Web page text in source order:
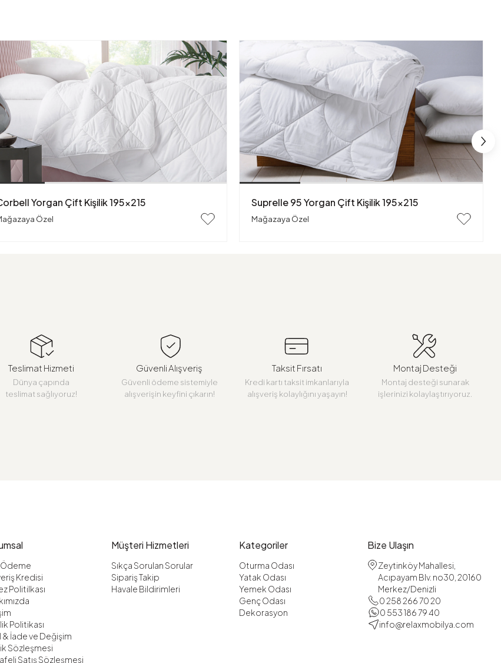
Yorgan Çift Kişilik 195x215
Özel
Suprelle 95 Yorgan Çift Kişilik 195x215
Mağazaya Özel
Teslimat Hizmeti
Dünya çapında
teslimat sağlıyoruz!
Güvenli Alışveriş
Güvenli ödeme sistemiyle
alışverişin keyfini çıkarın!
Taksit Fırsatı
Kredi kartı taksit imkanlarıyla
alışveriş kolaylığını yaşayın!
Montaj Desteği
Montaj desteği sunarak
işlerinizi kolaylaştırıyoruz.
Ödeme
Kredisi
Politilkası
Politikası
& İade ve Değişim
Sözleşmesi
Satış Sözleşmesi
Müşteri Hizmetleri
Sıkça Sorulan Sorular
Sipariş Takip
Havale Bildirimleri
Kategoriler
Oturma Odası
Yatak Odası
Yemek Odası
Genç Odası
Dekorasyon
Bize Ulaşın
Zeytinköy Mahallesi,
Acıpayam Blv. no30, 20160
Merkez/Denizli
0 258 266 70 20
0 553 186 79 40
info@relaxmobilya.com